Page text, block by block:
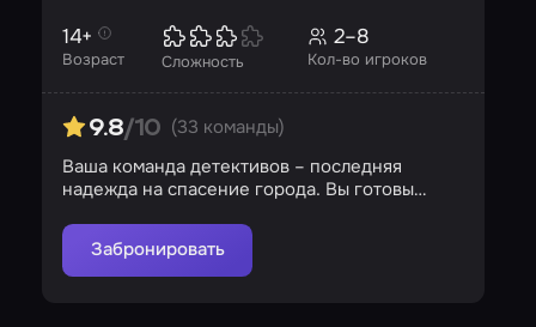
Возраст
14+
Сложность Кол-во игроков
2–8
9.8/10 (33 команды)
Ваша команда детективов – последняя
надежда на спасение города. Вы готовы
Забронировать